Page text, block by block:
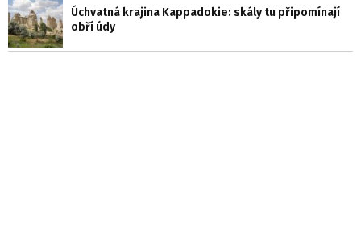
Úchvatná krajina Kappadokie: skály tu připomínají
obří údy